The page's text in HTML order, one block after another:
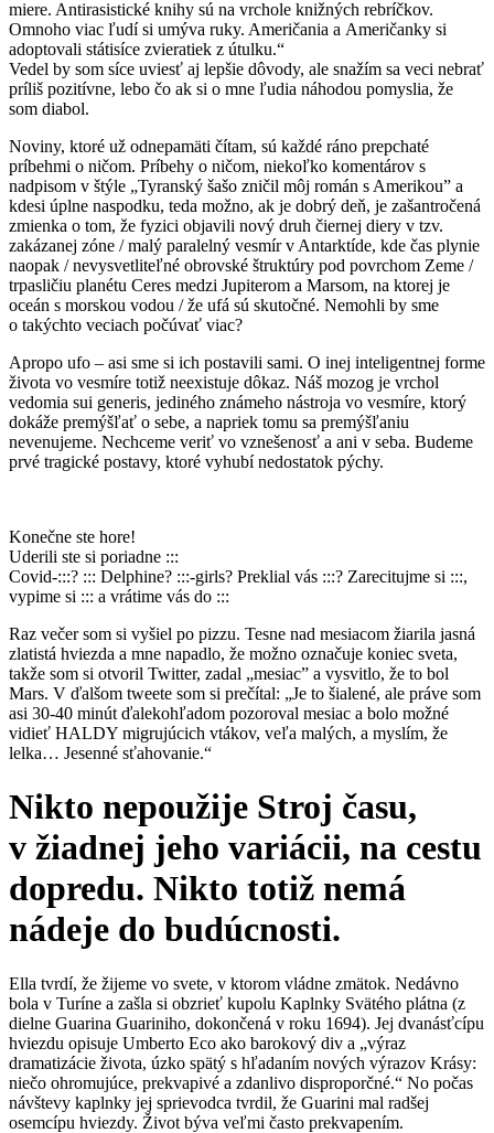
miere. Antirasistické knihy sú na vrchole knižných rebríčkov.
Omnoho viac ľudí si umýva ruky. Američania a Američanky si
adoptovali státisíce zvieratiek z útulku.“
Vedel by som síce uviesť aj lepšie dôvody, ale snažím sa veci nebrať
príliš pozitívne, lebo čo ak si o mne ľudia náhodou pomyslia, že
som diabol.
Noviny, ktoré už odnepamäti čítam, sú každé ráno prepchaté
príbehmi o ničom. Príbehy o ničom, niekoľko komentárov s
nadpisom v štýle „Tyranský šašo zničil môj román s Amerikou” a
kdesi úplne naspodku, teda možno, ak je dobrý deň, je zašantročená
zmienka o tom, že fyzici objavili nový druh čiernej diery v tzv.
zakázanej zóne / malý paralelný vesmír v Antarktíde, kde čas plynie
naopak / nevysvetliteľné obrovské štruktúry pod povrchom Zeme /
trpasličiu planétu Ceres medzi Jupiterom a Marsom, na ktorej je
oceán s morskou vodou / že ufá sú skutočné. Nemohli by sme
o takýchto veciach počúvať viac?
Apropo ufo – asi sme si ich postavili sami. O inej inteligentnej forme
života vo vesmíre totiž neexistuje dôkaz. Náš mozog je vrchol
vedomia sui generis, jediného známeho nástroja vo vesmíre, ktorý
dokáže premýšľať o sebe, a napriek tomu sa premýšľaniu
nevenujeme. Nechceme veriť vo vznešenosť a ani v seba. Budeme
prvé tragické postavy, ktoré vyhubí nedostatok pýchy.
Konečne ste hore!
Uderili ste si poriadne :::
Covid-:::? ::: Delphine? :::-girls? Preklial vás :::? Zarecitujme si :::,
vypime si ::: a vrátime vás do :::
Raz večer som si vyšiel po pizzu. Tesne nad mesiacom žiarila jasná
zlatistá hviezda a mne napadlo, že možno označuje koniec sveta,
takže som si otvoril Twitter, zadal „mesiac” a vysvitlo, že to bol
Mars. V ďalšom tweete som si prečítal: „Je to šialené, ale práve som
asi 30-40 minút ďalekohľadom pozoroval mesiac a bolo možné
vidieť HALDY migrujúcich vtákov, veľa malých, a myslím, že
lelka… Jesenné sťahovanie.“
Nikto nepoužije Stroj času,
v žiadnej jeho variácii, na cestu
dopredu. Nikto totiž nemá
nádeje do budúcnosti.
Ella tvrdí, že žijeme vo svete, v ktorom vládne zmätok. Nedávno
bola v Turíne a zašla si obzrieť kupolu Kaplnky Svätého plátna (z
dielne Guarina Guariniho, dokončená v roku 1694). Jej dvanásťcípu
hviezdu opisuje Umberto Eco ako barokový div a „výraz
dramatizácie života, úzko spätý s hľadaním nových výrazov Krásy:
niečo ohromujúce, prekvapivé a zdanlivo disproporčné.“ No počas
návštevy kaplnky jej sprievodca tvrdil, že Guarini mal radšej
osemcípu hviezdy. Život býva veľmi často prekvapením.